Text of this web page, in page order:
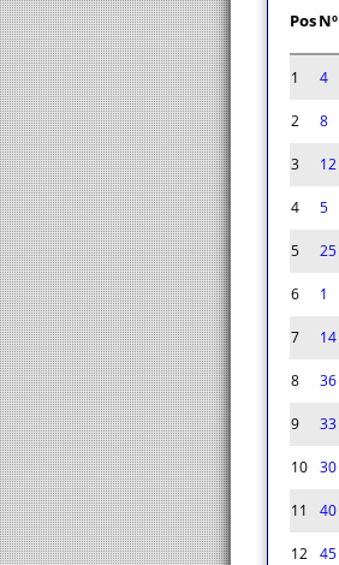
PosNº
1 4
2
8
3
12
4
5
5
25
6
1
7
14
8
36
9
33
10 30
11
40
12 45